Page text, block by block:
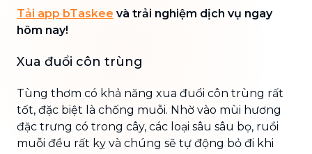
Tải app bTaskee và trải nghiệm dịch vụ ngay
hôm nay!
Xua đuổi côn trùng
Tùng thơm có khả năng xua đuổi côn trùng rất
tốt, đặc biệt là chống muỗi. Nhờ vào mùi hương
đặc trưng có trong cây, các loại sâu sâu bọ, ruồi
muỗi đều rất kỵ và chúng sẽ tự động bỏ đi khi